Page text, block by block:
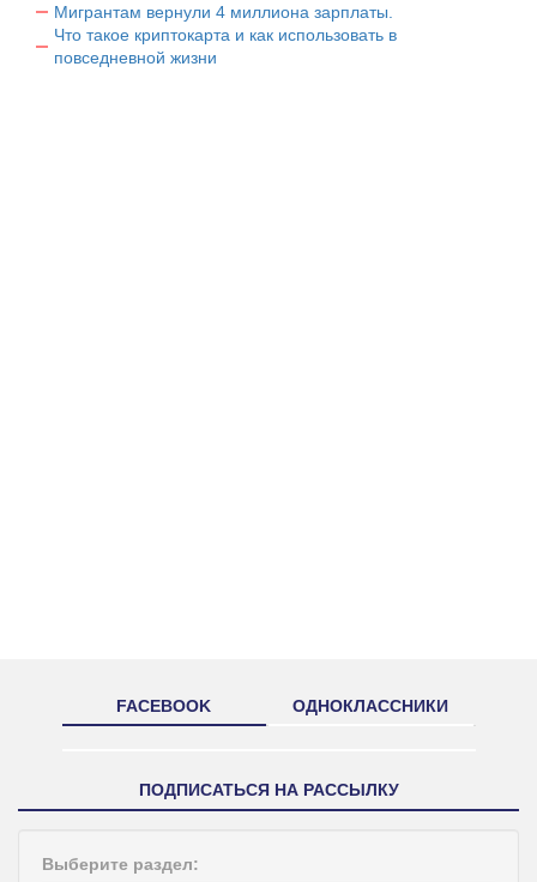
Мигрантам вернули 4 миллиона зарплаты.
Что такое криптокарта и как использовать в
повседневной жизни
FACEBOOK ОДНОКЛАССНИКИ
ПОДПИСАТЬСЯ НА РАССЫЛКУ
Выберите раздел: